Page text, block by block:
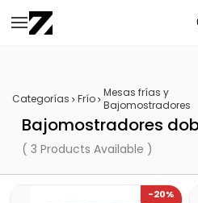
Saltar al
contenido
Categorías Frío Mesas frías y
Bajomostradores
Bajomostradores
( 3 Products Available )
-20%